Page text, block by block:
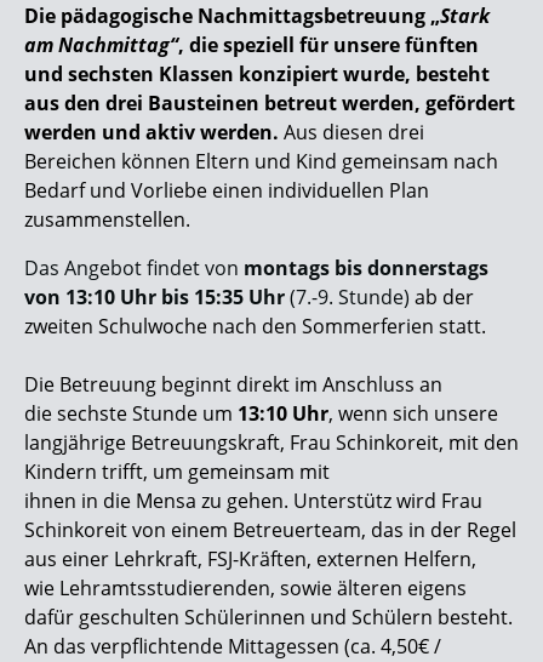
Die pädagogische Nachmittagsbetreuung „Stark
am Nachmittag“, die speziell für unsere fünften
und sechsten Klassen konzipiert wurde, besteht
aus den drei Bausteinen betreut werden, gefördert
werden und aktiv werden. Aus diesen drei
Bereichen können Eltern und Kind gemeinsam nach
Bedarf und Vorliebe einen individuellen Plan
zusammenstellen.
Das Angebot findet von montags bis donnerstags
von 13:10 Uhr bis 15:35 Uhr(7.-9. Stunde) ab der
zweiten Schulwoche nach den Sommerferien statt.
Die Betreuung beginnt direkt im Anschluss an
die sechste Stunde um 13:10 Uhr, wenn sich unsere
langjährige Betreuungskraft, Frau Schinkoreit, mit den
Kindern trifft, um gemeinsam mit
ihnen in die Mensa zu gehen. Unterstütz wird Frau
Schinkoreit von einem Betreuerteam, das in der Regel
aus einer Lehrkraft, FSJ-Kräften, externen Helfern,
wie Lehramtsstudierenden, sowie älteren eigens
dafür geschulten Schülerinnen und Schülern besteht.
An das verpflichtende Mittagessen (ca. 4,50€ /